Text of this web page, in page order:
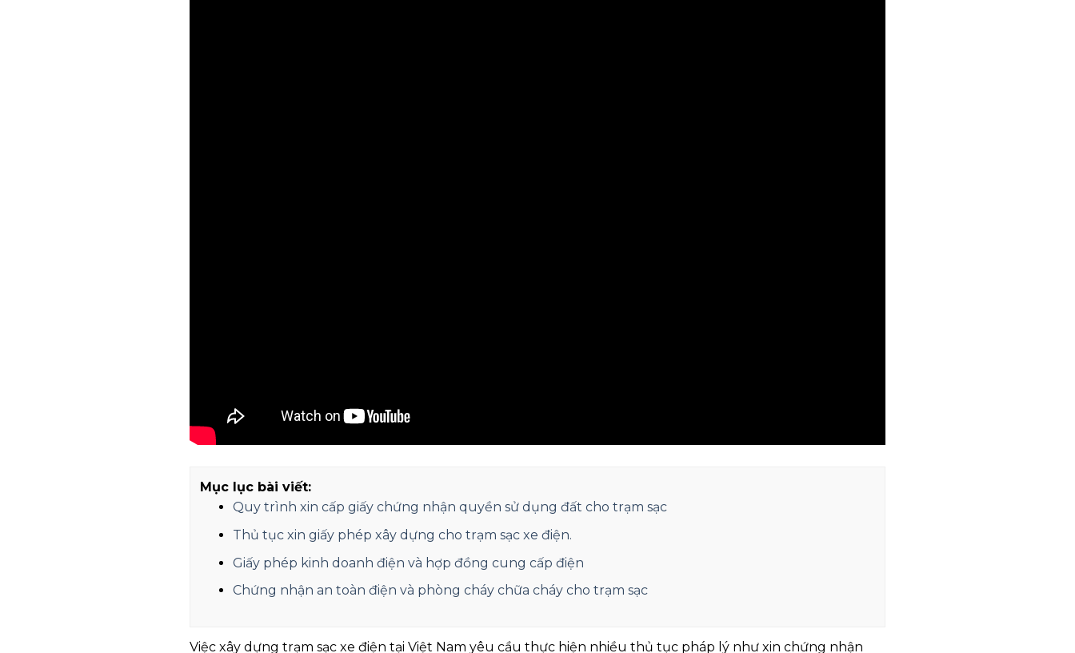
Mục lục bài viết:
Quy trình xin cấp giấy chứng nhận quyền sử dụng đất cho trạm sạc
Thủ tục xin giấy phép xây dựng cho trạm sạc xe điện.
Giấy phép kinh doanh điện và hợp đồng cung cấp điện
Chứng nhận an toàn điện và phòng cháy chữa cháy cho trạm sạc
Việc xây dựng trạm sạc xe điện tại Việt Nam yêu cầu thực hiện nhiều thủ tục pháp lý như xin chứng nhận